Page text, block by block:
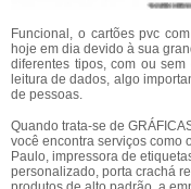
Funcional, o cartões pvc
hoje em dia devido à sua
diferentes tipos, com ou
leitura de dados, algo
de pessoas.
Quando trata-se de
você encontra serviços como
Paulo, impressora de
personalizado, porta crachá